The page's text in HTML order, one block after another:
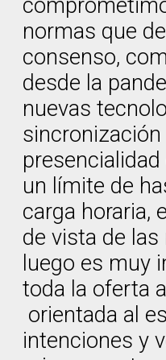
normas que
consenso,
desde la
nuevas
un límite de
carga horaria,
de vista de
luego es muy
toda la oferta
orientada al
intenciones y